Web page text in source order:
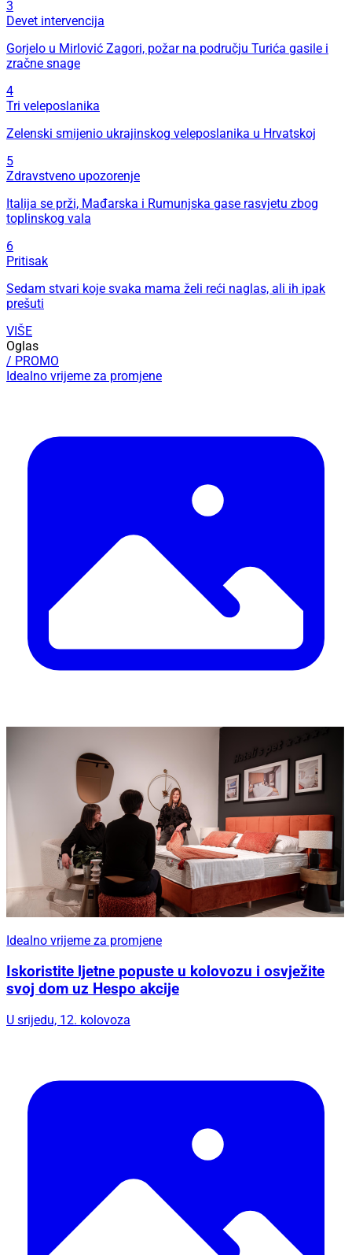
3
Devet intervencija
Gorjelo u Mirlović Zagori, požar na području Turića gasile i
zračne snage
4
Tri veleposlanika
Zelenski smijenio ukrajinskog veleposlanika u Hrvatskoj
5
Zdravstveno upozorenje
Italija se prži, Mađarska i Rumunjska gase rasvjetu zbog
toplinskog vala
6
Pritisak
Sedam stvari koje svaka mama želi reći naglas, ali ih ipak
prešuti
VIŠE
Oglas
/ PROMO
Idealno vrijeme za promjene
Idealno vrijeme za promjene
Iskoristite ljetne popuste u kolovozu i osvježite
svoj dom uz Hespo akcije
U srijedu, 12. kolovoza